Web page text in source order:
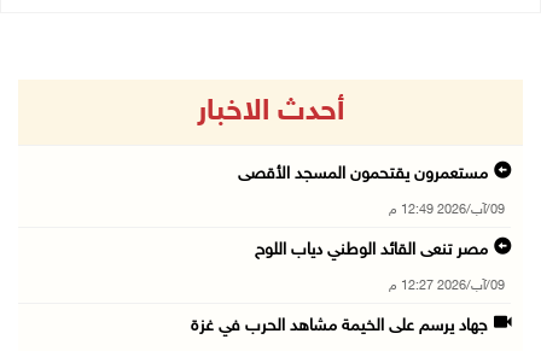
أحدث الاخبار
مستعمرون يقتحمون المسجد الأقصى
09/آب/2026 12:49 م
مصر تنعى القائد الوطني دياب اللوح
09/آب/2026 12:27 م
جهاد يرسم على الخيمة مشاهد الحرب في غزة